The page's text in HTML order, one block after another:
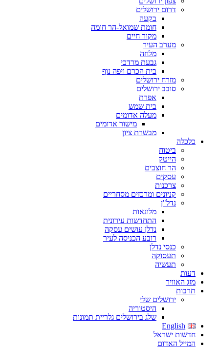
דרום ירושלים
בקעה
חומת שמואל-הר חומה
מקור חיים
מערב העיר
מלחה
גבעת מרדכי
בית הכרם ויפה נוף
מזרח ירושלים
סובב ירושלים
אפרת
בית שמש
מעלה אדומים
מישור אדומים
מבשרת ציון
כלכלה
ביטוח
הייטק
הר חוצבים
עסקים
צרכנות
קניונים ומרכזים מסחריים
נדל"ן
מלונאות
התחדשות עירונית
נדלן עושים עסקה
רובע הכניסה לעיר
כנסי נדלן
תעסוקה
תעשיה
דעות
מזג האוויר
תרבות
ירושלים שלי
היסטוריה
שלג בירושלים גלריית תמונות
English
חדשות ישראל
המייל האדום